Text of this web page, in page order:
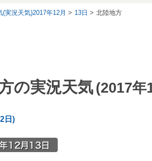
(実況天気)2017年12月 13日 北陸地方
の実況天気(2017年
日)